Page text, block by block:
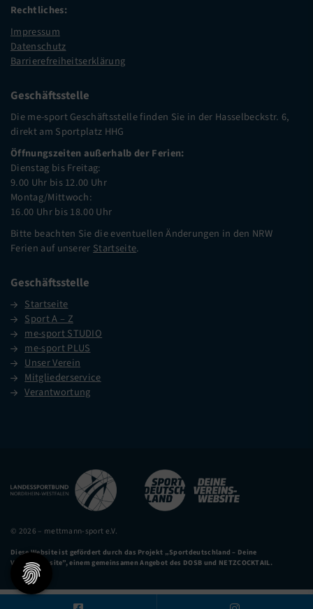
Rechtliches:
Impressum
Datenschutz
Barrierefreiheitserklärung
Geschäftsstelle
Die me-sport Geschäftsstelle finden Sie in der Hasselbeckstr. 6,
direkt am Sportplatz HHG
Öffnungszeiten außerhalb der Ferien:
Dienstag bis Freitag:
9.00 Uhr bis 12.00 Uhr
Montag/Mittwoch:
16.00 Uhr bis 18.00 Uhr
Bitte beachten Sie die eventuellen Änderungen in den NRW
Ferien auf unserer Startseite.
Geschäftsstelle
Startseite
Sport A – Z
me-sport STUDIO
me-sport PLUS
Unser Verein
Mitgliederservice
Verantwortung
© 2026 – mettmann-sport e.V.
Diese Website ist gefördert durch das Projekt „Sportdeutschland – Deine
Vereinswebsite”, einem gemeinsamen Angebot des DOSB und NETZCOCKTAIL.